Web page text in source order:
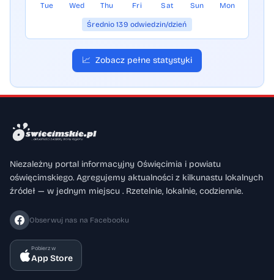
Tue Wed Thu Fri Sat Sun Mon
Średnio 139 odwiedzin/dzień
📈 Zobacz pełne statystyki
Niezależny portal informacyjny Oświęcimia i powiatu
oświęcimskiego. Agregujemy aktualności z kilkunastu lokalnych
źródeł — w jednym miejscu . Rzetelnie, lokalnie, codziennie.
Obserwuj nas na Facebooku
Pobierz w
App Store